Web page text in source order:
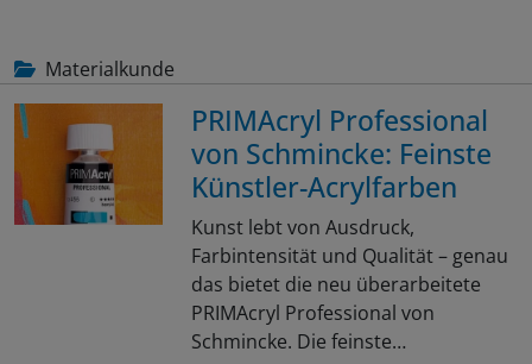
Materialkunde
PRIMAcryl Professional
von Schmincke: Feinste
Künstler-Acrylfarben
Kunst lebt von Ausdruck,
Farbintensität und Qualität – genau
das bietet die neu überarbeitete
PRIMAcryl Professional von
Schmincke. Die feinste…